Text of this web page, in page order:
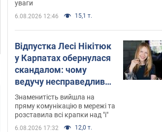
уваги
6.08.2026 12:46 15,1 т.
Відпустка Лесі Нікітюк
у Карпатах обернулася
скандалом: чому
ведучу несправедливо
захейтили
Знаменитість вийшла на
пряму комунікацію в мережі та
розставила всі крапки над "і"
6.08.2026 17:32 12,0 т.